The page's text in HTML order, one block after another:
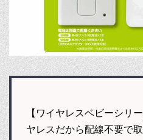
【ワイヤレスベビーシリ
ヤレスだから配線不要で取